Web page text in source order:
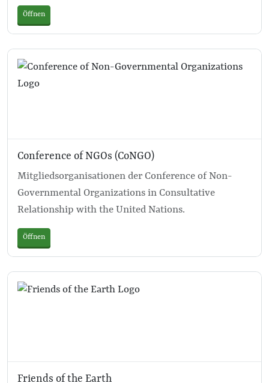
Öffnen
Conference of NGOs (CoNGO)
Mitgliedsorganisationen der Conference of Non-
Governmental Organizations in Consultative
Relationship with the United Nations.
Öffnen
Friends of the Earth